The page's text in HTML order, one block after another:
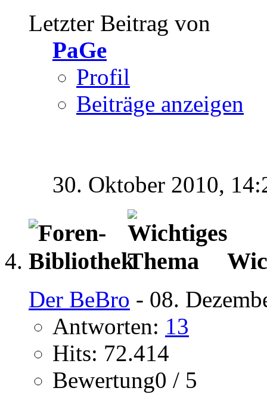
Letzter Beitrag von
PaGe
Profil
Beiträge anzeigen
30. Oktober 2010,
Der BeBro - 08.
Antworten: 13
Hits: 72.414
Bewertung0 / 5